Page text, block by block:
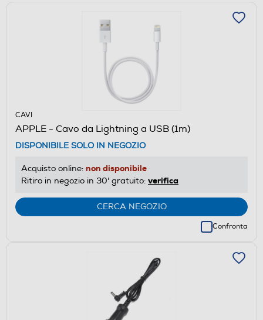
CAVI
APPLE - Cavo da Lightning a USB (1m)
DISPONIBILE SOLO IN NEGOZIO
Acquisto online: non disponibile
Ritiro in negozio in 30' gratuito: verifica
CERCA NEGOZIO
Confronta